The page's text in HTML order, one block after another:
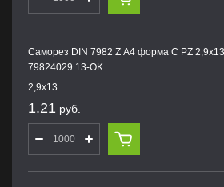
Саморез DIN 7982 Z А4 форма С PZ 2,9х13
79824029 13-OK
2,9х13
1.21 руб.